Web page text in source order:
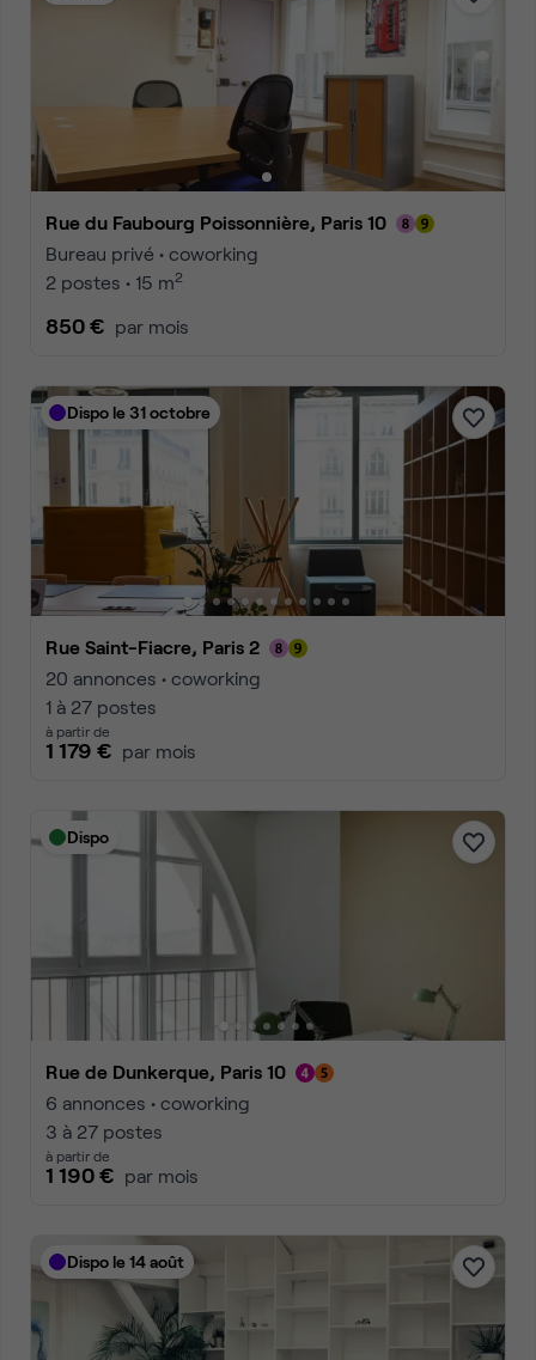
Rue du Faubourg Poissonnière, Paris 10
Bureau privé • coworking
2 postes • 15 m2
850 € par mois
Dispo le 31 octobre
Rue Saint-Fiacre, Paris 2
20 annonces • coworking
1 à 27 postes
à partir de
1 179 € par mois
Dispo
Rue de Dunkerque, Paris 10
6 annonces • coworking
3 à 27 postes
à partir de
1 190 € par mois
Dispo le 14 août